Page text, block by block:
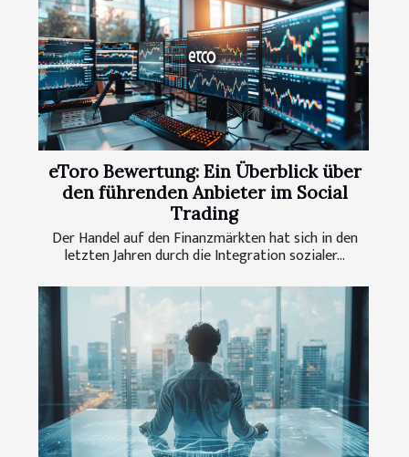
eToro Bewertung: Ein Überblick über
den führenden Anbieter im Social
Trading
Der Handel auf den Finanzmärkten hat sich in den
letzten Jahren durch die Integration sozialer...